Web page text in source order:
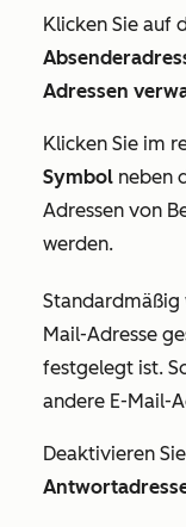
Klicken Sie auf
Adressen
Klicken Sie im
Symbol neben
Adressen von
werden.
Standardmäßig
Mail-Adresse
festgelegt ist.
andere E-Mail-
Deaktivieren